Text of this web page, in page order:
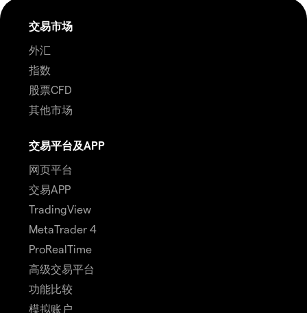
交易市场
外汇
指数
股票CFD
其他市场
交易平台及APP
网页平台
交易APP
TradingView
MetaTrader 4
ProRealTime
高级交易平台
功能比较
模拟账户